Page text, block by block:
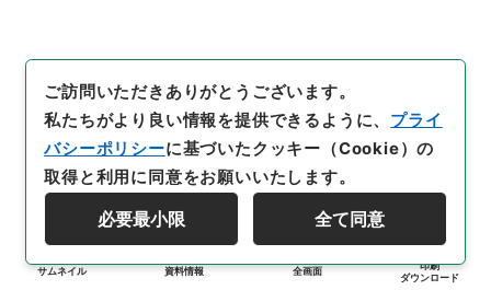
サムネイル 資料情報 全画面
印刷
ダウンロード
ご訪問いただきありがとうございます。
私たちがより良い情報を提供できるように、 プライ
バシーポリシーに基づいたクッキー（Cookie）の
取得と利用に同意をお願いいたします。
必要最小限 全て同意